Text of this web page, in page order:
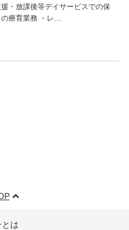
・放課後等デイサービスでの保
療育業務 ・レ…
は